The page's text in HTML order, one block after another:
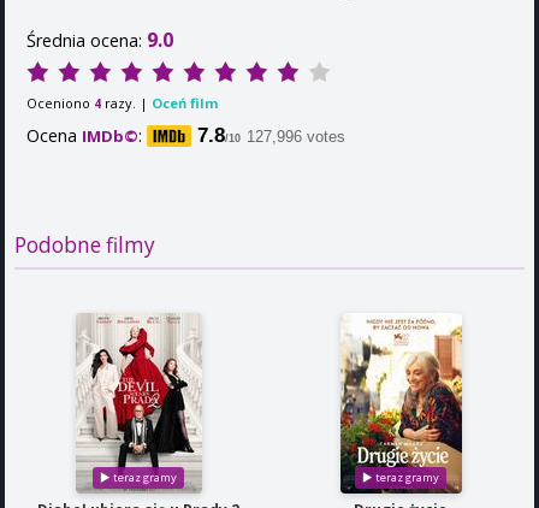
Średnia ocena: 9.0
Oceniono 4 razy. | Oceń film
Ocena IMDb©: 7.8/10 127,996 votes
Podobne filmy